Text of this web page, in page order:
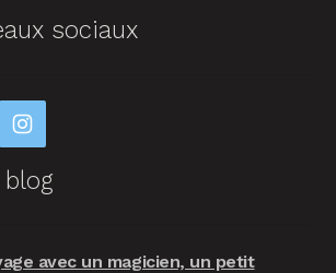
sociaux
avec un magicien, un petit